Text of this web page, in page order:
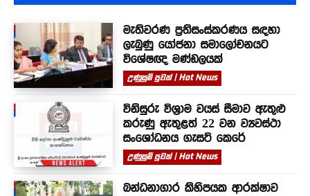
මැතිවරණ ප්‍රතිසංස්කරණය සඳහා
ලැබුණු යෝජනා සමාලෝචනයට
විශේෂඥ මණ්ඩලයක්
උණුසුම් පුවත් | Hot News
විනිසුරු විශ්‍රාම වයස් සීමාව ඇතුළු
කරුණු ඇතුළත් 22 වන ව්‍යවස්ථා
සංශෝධනය ගැසට් කෙරේ
උණුසුම් පුවත් | Hot News
බන්ධනාගාර කිහිපයක ආරක්ෂාව